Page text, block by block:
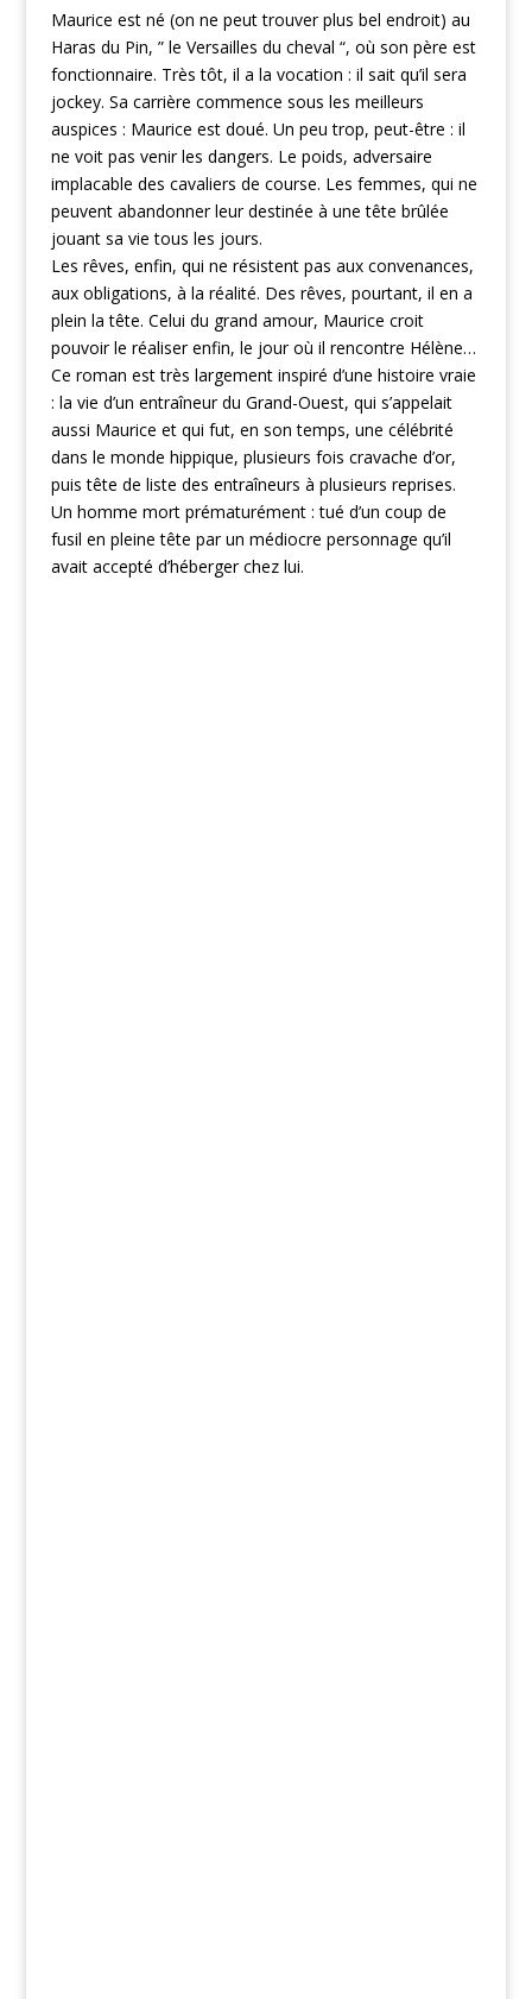
Maurice est né (on ne peut trouver plus bel endroit) au
Haras du Pin, ” le Versailles du cheval “, où son père est
fonctionnaire. Très tôt, il a la vocation : il sait qu’il sera
jockey. Sa carrière commence sous les meilleurs
auspices : Maurice est doué. Un peu trop, peut-être : il
ne voit pas venir les dangers. Le poids, adversaire
implacable des cavaliers de course. Les femmes, qui ne
peuvent abandonner leur destinée à une tête brûlée
jouant sa vie tous les jours.
Les rêves, enfin, qui ne résistent pas aux convenances,
aux obligations, à la réalité. Des rêves, pourtant, il en a
plein la tête. Celui du grand amour, Maurice croit
pouvoir le réaliser enfin, le jour où il rencontre Hélène…
Ce roman est très largement inspiré d’une histoire vraie
: la vie d’un entraîneur du Grand-Ouest, qui s’appelait
aussi Maurice et qui fut, en son temps, une célébrité
dans le monde hippique, plusieurs fois cravache d’or,
puis tête de liste des entraîneurs à plusieurs reprises.
Un homme mort prématurément : tué d’un coup de
fusil en pleine tête par un médiocre personnage qu’il
avait accepté d’héberger chez lui.